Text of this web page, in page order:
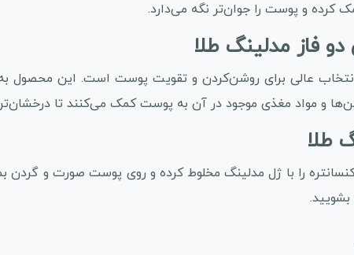
کرده و پوست را جوان‌تر نگه می‌دارد.
فاز مدلینگ طلا
عالی برای روشن‌کردن و تقویت پوست است. این محصول
و مواد مغذی موجود در آن به پوست کمک می‌کنند تا درخشان‌تر
طلا
بشویید.